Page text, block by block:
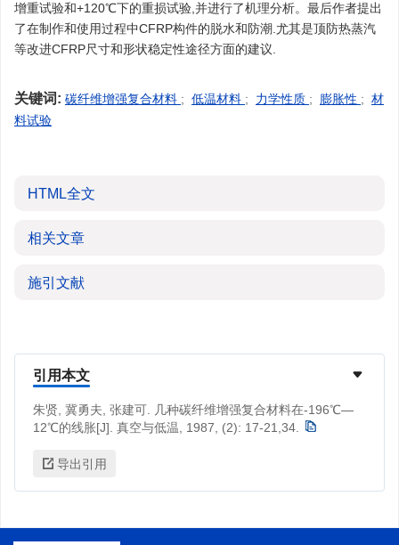
增重试验和+120℃下的重损试验,并进行了机理分析。最后作者提出
了在制作和使用过程中CFRP构件的脱水和防潮.尤其是顶防热蒸汽
等改进CFRP尺寸和形状稳定性途径方面的建议.
关键词: 碳纤维增强复合材料 ; 低温材料 ; 力学性质 ; 膨胀性 ; 材
料试验
HTML全文
相关文章
施引文献
引用本文
朱贤, 冀勇夫, 张建可. 几种碳纤维增强复合材料在-196℃—
12℃的线胀[J]. 真空与低温, 1987, (2): 17-21,34.
导出引用